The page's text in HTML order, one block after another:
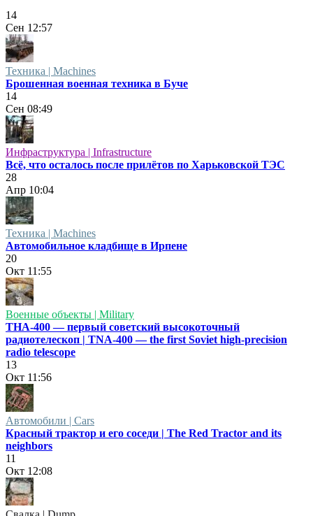
14
Сен 12:57
Техника | Machines
Брошенная военная техника в Буче
14
Сен 08:49
Инфраструктура | Infrastructure
Всё, что осталось после прилётов по Харьковской ТЭС
28
Апр 10:04
Техника | Machines
Автомобильное кладбище в Ирпене
20
Окт 11:55
Военные объекты | Military
ТНА-400 — первый советский высокоточный
радиотелескоп | TNA-400 — the first Soviet high-precision
radio telescope
13
Окт 11:56
Автомобили | Cars
Красный трактор и его соседи | The Red Tractor and its
neighbors
11
Окт 12:08